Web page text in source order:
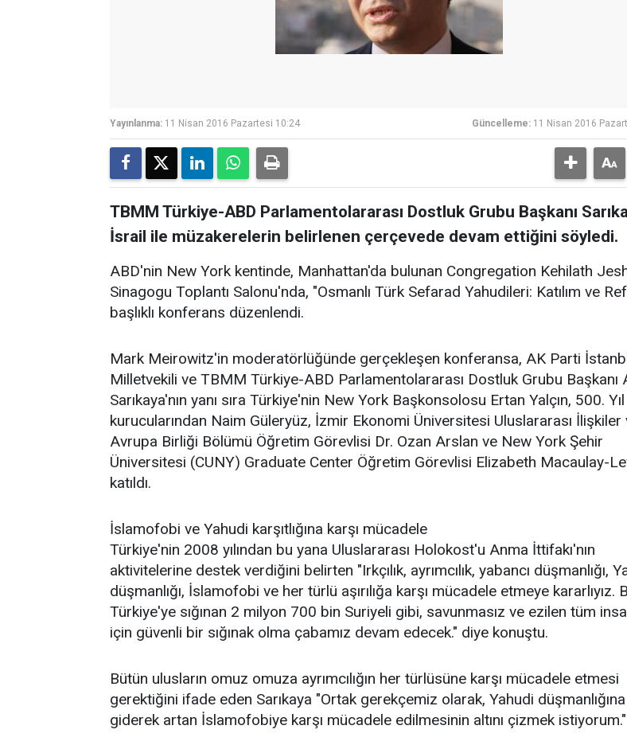
Yayınlanma: 11 Nisan 2016 Pazartesi 10:24 Güncelleme: 11 Nisan 2016
TBMM Türkiye-ABD Parlamentolararası Dostluk Grubu Başkanı
İsrail ile müzakerelerin belirlenen çerçevede devam ettiğini söyledi.
ABD'nin New York kentinde, Manhattan'da bulunan Congregation Kehilath
Sinagogu Toplantı Salonu'nda, "Osmanlı Türk Sefarad Yahudileri: Katılım ve
başlıklı konferans düzenlendi.
Mark Meirowitz'in moderatörlüğünde gerçekleşen konferansa, AK Parti
Milletvekili ve TBMM Türkiye-ABD Parlamentolararası Dostluk Grubu Başkanı
Sarıkaya'nın yanı sıra Türkiye'nin New York Başkonsolosu Ertan Yalçın, 500. Yıl
kurucularından Naim Güleryüz, İzmir Ekonomi Üniversitesi Uluslararası İlişkiler
Avrupa Birliği Bölümü Öğretim Görevlisi Dr. Ozan Arslan ve New York Şehir
Üniversitesi (CUNY) Graduate Center Öğretim Görevlisi Elizabeth Macaulay-
katıldı.
İslamofobi ve Yahudi karşıtlığına karşı mücadele
Türkiye'nin 2008 yılından bu yana Uluslararası Holokost'u Anma İttifakı'nın
aktivitelerine destek verdiğini belirten "Irkçılık, ayrımcılık, yabancı düşmanlığı,
düşmanlığı, İslamofobi ve her türlü aşırılığa karşı mücadele etmeye kararlıyız.
Türkiye'ye sığınan 2 milyon 700 bin Suriyeli gibi, savunmasız ve ezilen tüm
için güvenli bir sığınak olma çabamız devam edecek." diye konuştu.
Bütün ulusların omuz omuza ayrımcılığın her türlüsüne karşı mücadele etmesi
gerektiğini ifade eden Sarıkaya "Ortak gerekçemiz olarak, Yahudi
giderek artan İslamofobiye karşı mücadele edilmesinin altını çizmek